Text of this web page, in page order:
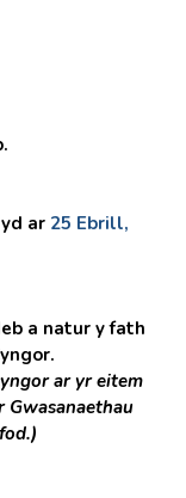
ar 25 Ebrill,
a natur y fath
ar yr eitem
Gwasanaethau